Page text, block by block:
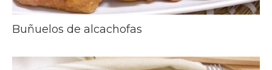
Buñuelos de alcachofas